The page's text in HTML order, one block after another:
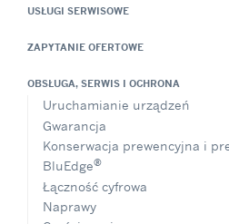
USŁUGI SERWISOWE
ZAPYTANIE OFERTOWE
OBSŁUGA, SERWIS I OCHRONA
Uruchamianie urządzeń
Gwarancja
Konserwacja prewencyjna i
BluEdge®
Łączność cyfrowa
Naprawy